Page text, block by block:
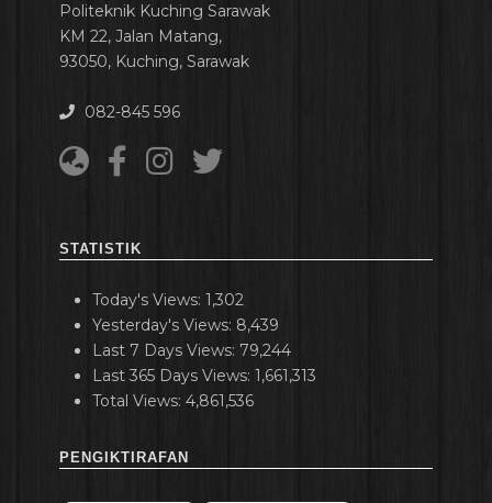
Politeknik Kuching Sarawak
KM 22, Jalan Matang,
93050, Kuching, Sarawak
082-845 596
STATISTIK
Today's Views: 1,302
Yesterday's Views: 8,439
Last 7 Days Views: 79,244
Last 365 Days Views: 1,661,313
Total Views: 4,861,536
PENGIKTIRAFAN